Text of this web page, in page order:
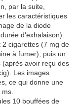
par la suite,
les caractéristiques
de la diode
d'exhalaison).
2 cigarettes (7 mg de
à fumer), puis un
avoir reçu des
Les images
ce qui donne une
10 bouffées de